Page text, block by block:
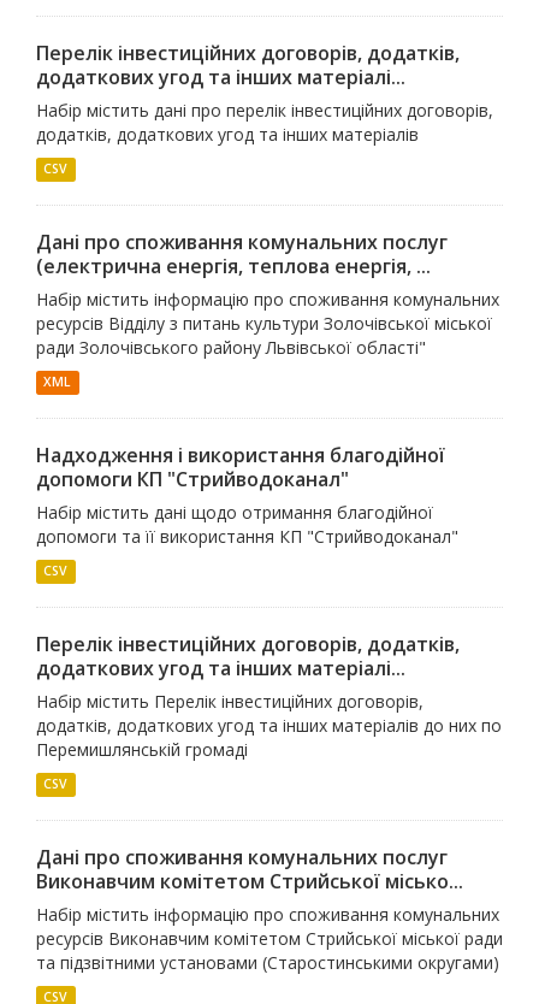
Перелік інвестиційних договорів, додатків,
додаткових угод та інших матеріалі...
Набір містить дані про перелік інвестиційних договорів,
додатків, додаткових угод та інших матеріалів
CSV
Дані про споживання комунальних послуг
(електрична енергія, теплова енергія, ...
Набір містить інформацію про споживання комунальних
ресурсів Відділу з питань культури Золочівської міської
ради Золочівського району Львівської області"
XML
Надходження і використання благодійної
допомоги КП "Стрийводоканал"
Набір містить дані щодо отримання благодійної
допомоги та її використання КП "Стрийводоканал"
CSV
Перелік інвестиційних договорів, додатків,
додаткових угод та інших матеріалі...
Набір містить Перелік інвестиційних договорів,
додатків, додаткових угод та інших матеріалів до них по
Перемишлянській громаді
CSV
Дані про споживання комунальних послуг
Виконавчим комітетом Стрийської місько...
Набір містить інформацію про споживання комунальних
ресурсів Виконавчим комітетом Стрийської міської ради
та підзвітними установами (Старостинськими округами)
CSV